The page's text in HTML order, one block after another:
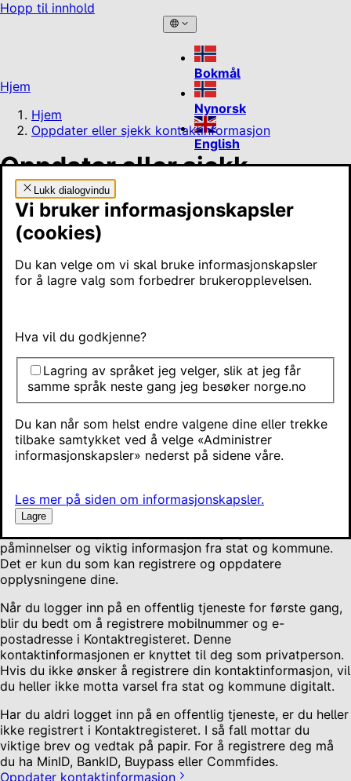
Lukk dialogvindu
Vi bruker informasjonskapsler
(cookies)
Du kan velge om vi skal bruke informasjonskapsler
for å lagre valg som forbedrer brukeropplevelsen.
Hva vil du godkjenne?
Lagring av språket jeg velger, slik at jeg får
samme språk neste gang jeg besøker norge.no
Du kan når som helst endre valgene dine eller trekke
tilbake samtykket ved å velge «Administrer
informasjonskapsler» nederst på sidene våre.
Les mer på siden om informasjonskapsler.
Lagre
Hopp til innhold
Bokmål
Nynorsk
English
Hjem
Hjem
Oppdater eller sjekk kontaktinformasjon
Oppdater eller sjekk
kontaktinformasjon
Kontaktinformasjon er mobilnummeret og e-postadressen
varsel, som gjelder deg som privatperson, bruker de denne
kontaktinformasjonen.
Oppdater kontaktinformasjon
Slett kontaktinformasjon
Bekrefte kontaktinformasjon
Verifisere kontaktinformasjon
Har du fått et varsel som ikke gjelder deg?
Signere et dokument?
Mer om kontaktregisteret
Oppdater kontaktinformasjon
Har du endret mobilnummer eller e-postadresse, er det
viktig å oppdatere i det nasjonale Kontaktregisteret. Hvis
påminnelser og viktig informasjon fra stat og kommune.
Det er kun du som kan registrere og oppdatere
opplysningene dine.
Når du logger inn på en offentlig tjeneste for første gang,
blir du bedt om å registrere mobilnummer og e-
postadresse i Kontaktregisteret. Denne
kontaktinformasjonen er knyttet til deg som privatperson.
Hvis du ikke ønsker å registrere din kontaktinformasjon, vil
du heller ikke motta varsel fra stat og kommune digitalt.
Har du aldri logget inn på en offentlig tjeneste, er du heller
ikke registrert i Kontaktregisteret. I så fall mottar du
viktige brev og vedtak på papir. For å registrere deg må
du ha MinID, BankID, Buypass eller Commfides.
Oppdater kontaktinformasjon